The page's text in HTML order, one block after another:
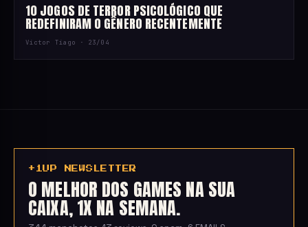
10 JOGOS DE TERROR PSICOLÓGICO QUE
REDEFINIRAM O GÊNERO RECENTEMENTE
Victor Tiago · 23/04
+1UP NEWSLETTER
O MELHOR DOS GAMES NA SUA
CAIXA, 1X NA SEMANA.